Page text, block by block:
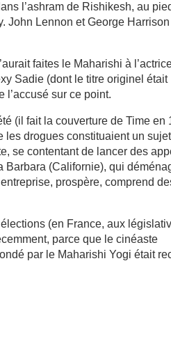
l’ashram de Rishikesh, au
John Lennon et George Harrison
faites le Maharishi à
Sadie (dont le titre originel était
l’accusé sur ce point.
(il fait la couverture de Time en
les drogues constituaient un
se contentant de lancer des
Barbara (Californie), qui
prospère, comprend
(en France, aux
parce que le cinéaste
par le Maharishi Yogi était